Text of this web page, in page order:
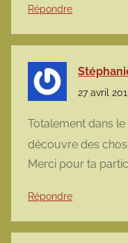
Répondre
27 avril
Totalement dans
découvre des
Merci pour ta
Répondre